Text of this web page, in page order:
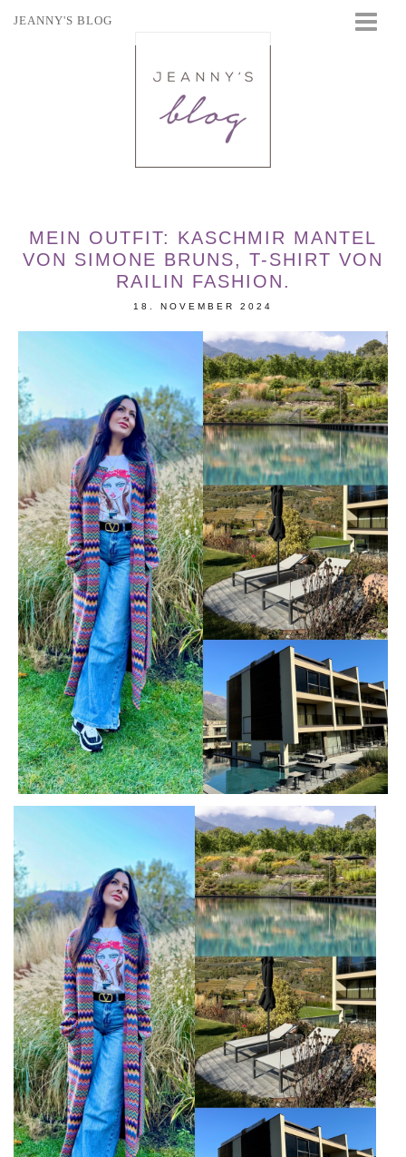
JEANNY'S BLOG
MEIN OUTFIT: KASCHMIR MANTEL
VON SIMONE BRUNS, T-SHIRT VON
RAILIN FASHION.
18. NOVEMBER 2024